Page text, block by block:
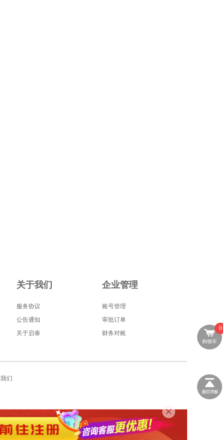
购物车
0
关于我们
服务协议
公告通知
关于启泰
企业管理
账号管理
审批订单
财务对账
们